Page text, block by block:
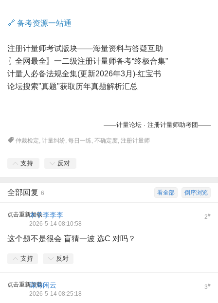
🔗 备考资源一站通
注册计量师考试版块——海量资料与答疑互助
〖全网最全〗一二级注册计量师备考“终极合集”
计量人必备法规全集(更新2026年3月)-红宝书
论坛搜索"真题"获取历年真题解析汇总
——计量论坛 · 注册计量师助考团——
仲裁检定,计量纠纷,每日一练,不确定度,注册计量师
支持 反对
倒序浏览
看全部
全部回复 6
点击重新加载 2#
木子李李李
2026-5-14 08:10:58
这个题不是很会 盲猜一波 选C 对吗？
支持 反对
点击重新加载 3#
深海闲云
2026-5-14 08:25:18